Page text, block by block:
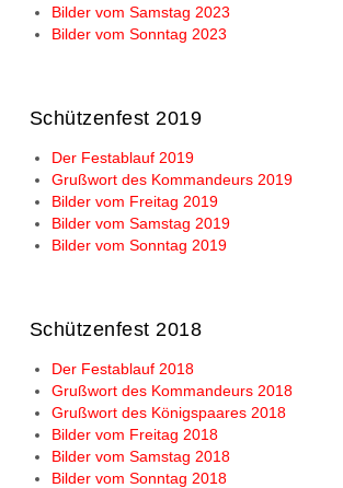
Bilder vom Samstag 2023
Bilder vom Sonntag 2023
Schützenfest 2019
Der Festablauf 2019
Grußwort des Kommandeurs 2019
Bilder vom Freitag 2019
Bilder vom Samstag 2019
Bilder vom Sonntag 2019
Schützenfest 2018
Der Festablauf 2018
Grußwort des Kommandeurs 2018
Grußwort des Königspaares 2018
Bilder vom Freitag 2018
Bilder vom Samstag 2018
Bilder vom Sonntag 2018